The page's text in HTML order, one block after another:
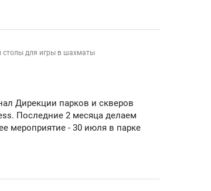
столы для игры в шахматы
Дирекции парков и скверов
Последние 2 месяца делаем
мероприятие - 30 июля в парке